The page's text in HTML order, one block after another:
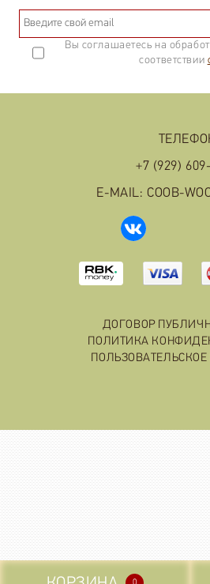
Вы соглашаетесь на
соответствии
+7 (929)
E-MAIL: COOB-
ДОГОВОР
ПОЛИТИКА